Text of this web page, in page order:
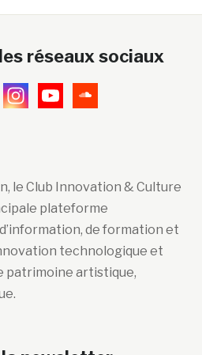
réseaux sociaux
le Club Innovation & Culture
plateforme
de formation et
technologique et
patrimoine artistique,